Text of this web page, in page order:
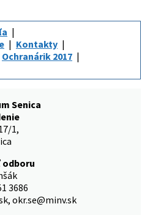
Kontakty
Ochranárik 2017
Senica
1,
odboru
3686
okr.se@minv.sk